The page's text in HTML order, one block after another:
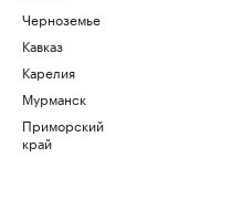
Черноземье
Кавказ
Карелия
Мурманск
Приморский
край